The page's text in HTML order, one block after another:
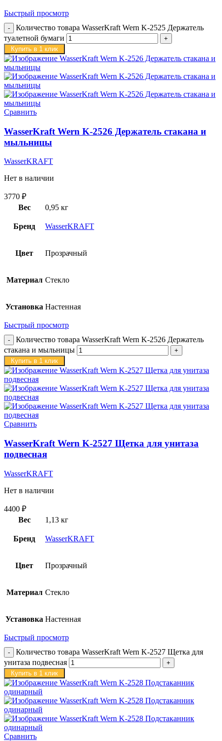
Быстрый просмотр
Количество товара WasserKraft Wern K-2525 Держатель
туалетной бумаги
Купить в 1 клик
Сравнить
WasserKraft Wern K-2526 Держатель стакана и
мыльницы
WasserKRAFT
Нет в наличии
3770 ₽
Вес
0,95 кг
Бренд WasserKRAFT
Цвет Прозрачный
Материал Стекло
Установка Настенная
Быстрый просмотр
Количество товара WasserKraft Wern K-2526 Держатель
стакана и мыльницы
Купить в 1 клик
Сравнить
WasserKraft Wern K-2527 Щетка для унитаза
подвесная
WasserKRAFT
Нет в наличии
4400 ₽
Вес
1,13 кг
Бренд WasserKRAFT
Цвет Прозрачный
Материал Стекло
Установка Настенная
Быстрый просмотр
Количество товара WasserKraft Wern K-2527 Щетка для
унитаза подвесная
Купить в 1 клик
Сравнить